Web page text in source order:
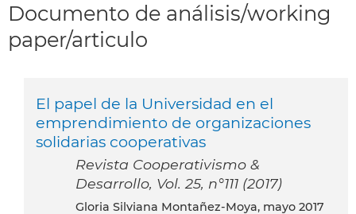
Documento de análisis/working
paper/articulo
El papel de la Universidad en el
emprendimiento de organizaciones
solidarias cooperativas
Revista Cooperativismo &
Desarrollo, Vol. 25, n°111 (2017)
Gloria Silviana Montañez-Moya, mayo 2017